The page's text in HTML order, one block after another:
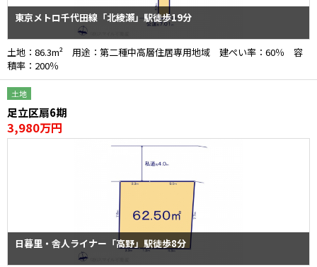
東京メトロ千代田線「北綾瀬」駅徒歩19分
土地：86.3m² 用途：第二種中高層住居専用地域 建ぺい率：60％ 容
積率：200％
土地
足立区扇6期
3,980万円
日暮里・舎人ライナー「高野」駅徒歩8分